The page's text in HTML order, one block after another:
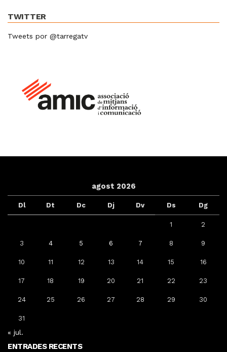
TWITTER
Tweets por @tarregatv
agost 2026
Dl Dt Dc Dj Dv Ds Dg
1 2
3 4 5 6 7 8 9
10 11 12 13 14 15 16
17 18 19 20 21 22 23
24 25 26 27 28 29 30
31
« jul.
ENTRADES RECENTS